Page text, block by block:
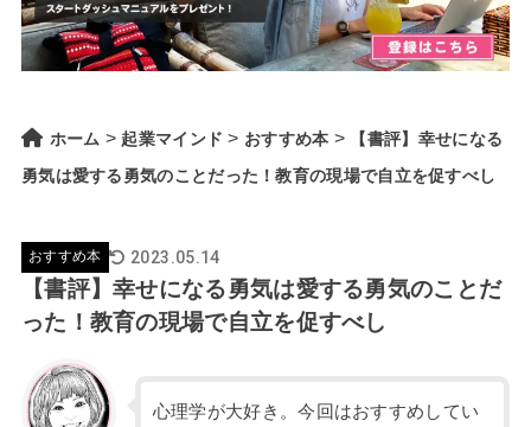
ホーム > 起業マインド > おすすめ本 >
【書評】幸せになる
勇気は愛する勇気のことだった！教育の現場で自立を促すべし
おすすめ本 2023.05.14
【書評】幸せになる勇気は愛する勇気のことだ
った！教育の現場で自立を促すべし
心理学が大好き。今回はおすすめしてい